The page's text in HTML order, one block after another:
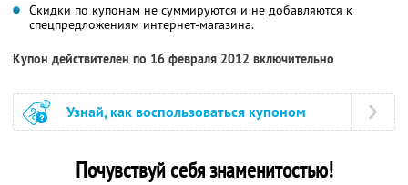
Скидки по купонам не суммируются и не добавляются к
спецпредложениям интернет-магазина.
Купон действителен по 16 февраля 2012 включительно
Узнай, как воспользоваться купоном
Почувствуй себя знаменитостью!